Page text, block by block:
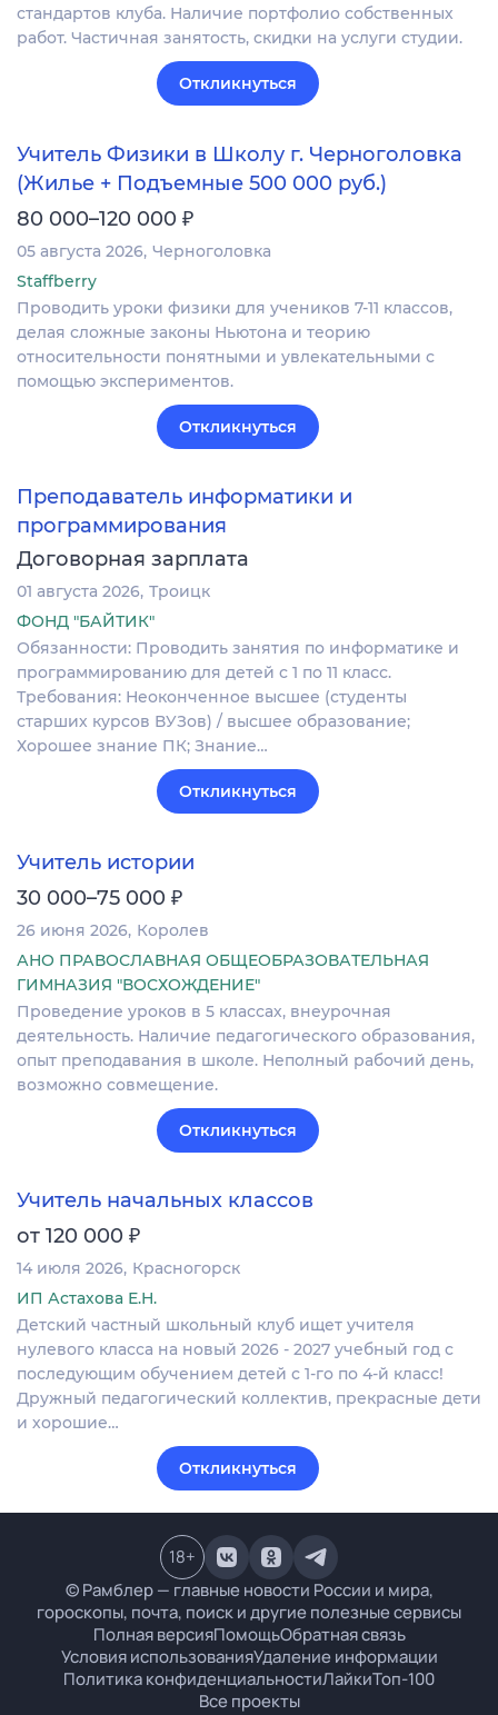
стандартов клуба. Наличие портфолио собственных
работ. Частичная занятость, скидки на услуги студии.
Откликнуться
Учитель Физики в Школу г. Черноголовка
(Жилье + Подъемные 500 000 руб.)
80 000–120 000 ₽
05 августа 2026 Черноголовка
Staffberry
Проводить уроки физики для учеников 7-11 классов,
делая сложные законы Ньютона и теорию
относительности понятными и увлекательными с
помощью экспериментов.
Откликнуться
Преподаватель информатики и
программирования
Договорная зарплата
01 августа 2026 Троицк
ФОНД "БАЙТИК"
Обязанности: Проводить занятия по информатике и
программированию для детей с 1 по 11 класс.
Требования: Неоконченное высшее (студенты
старших курсов ВУЗов) / высшее образование;
Хорошее знание ПК; Знание…
Откликнуться
Учитель истории
30 000–75 000 ₽
26 июня 2026 Королев
АНО ПРАВОСЛАВНАЯ ОБЩЕОБРАЗОВАТЕЛЬНАЯ
ГИМНАЗИЯ "ВОСХОЖДЕНИЕ"
Проведение уроков в 5 классах, внеурочная
деятельность. Наличие педагогического образования,
опыт преподавания в школе. Неполный рабочий день,
возможно совмещение.
Откликнуться
Учитель начальных классов
от 120 000 ₽
14 июля 2026 Красногорск
ИП Астахова Е.Н.
Детский частный школьный клуб ищет учителя
нулевого класса на новый 2026 - 2027 учебный год с
последующим обучением детей с 1-го по 4-й класс!
Дружный педагогический коллектив, прекрасные дети
и хорошие…
Откликнуться
© Рамблер — главные новости России и мира,
гороскопы, почта, поиск и другие полезные сервисы
Полная версияПомощьОбратная связь
Условия использованияУдаление информации
Политика конфиденциальностиЛайкиТоп-100
Все проекты
18+